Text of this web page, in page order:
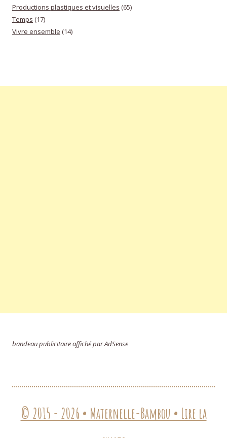
Productions plastiques et visuelles (65)
Temps (17)
Vivre ensemble (14)
bandeau publicitaire affiché par AdSense
© 2015 - 2026 • Maternelle-Bambou • Lire la